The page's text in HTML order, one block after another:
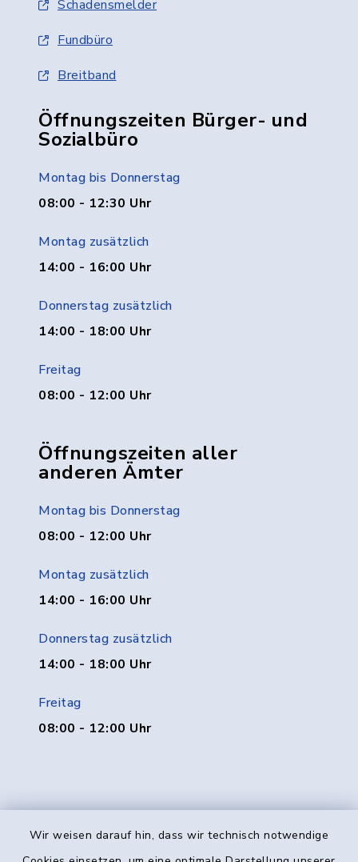
Wir weisen darauf hin, dass wir technisch notwendige
Schadensmelder
Fundbüro
Breitband
Öffnungszeiten Bürger- und
Sozialbüro
Montag bis Donnerstag
08:00 - 12:30 Uhr
Montag zusätzlich
14:00 - 16:00 Uhr
Donnerstag zusätzlich
14:00 - 18:00 Uhr
Freitag
08:00 - 12:00 Uhr
Öffnungszeiten aller
anderen Ämter
Montag bis Donnerstag
08:00 - 12:00 Uhr
Montag zusätzlich
14:00 - 16:00 Uhr
Donnerstag zusätzlich
14:00 - 18:00 Uhr
Freitag
08:00 - 12:00 Uhr